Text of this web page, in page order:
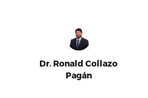
Dr. Ronald Collazo
Pagán